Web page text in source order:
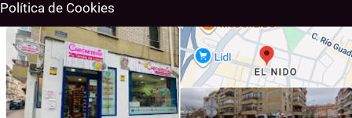
Política de Cookies